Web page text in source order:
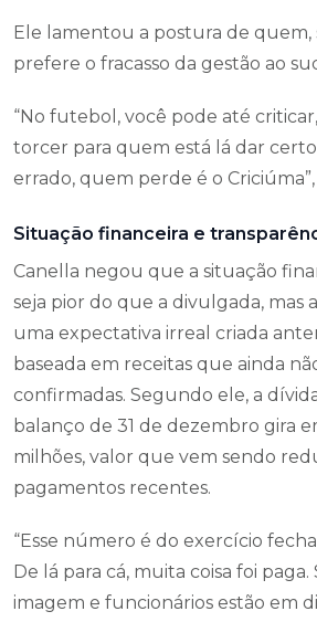
Ele lamentou a postura de quem,
prefere o fracasso da gestão ao
“No futebol, você pode até
torcer para quem está lá dar
errado, quem perde é o
Situação financeira e
Canella negou que a situação
seja pior do que a divulgada, mas
uma expectativa irreal criada
baseada em receitas que ainda
confirmadas. Segundo ele, a
balanço de 31 de dezembro gira
milhões, valor que vem sendo
pagamentos recentes.
“Esse número é do exercício
De lá para cá, muita coisa foi paga.
imagem e funcionários estão em